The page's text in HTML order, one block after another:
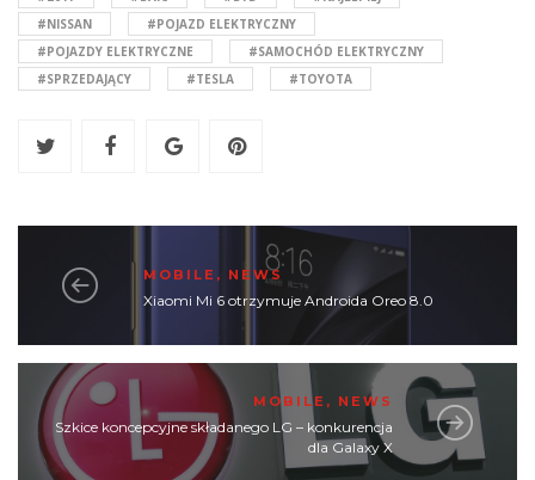
#NISSAN
#POJAZD ELEKTRYCZNY
#POJAZDY ELEKTRYCZNE
#SAMOCHÓD ELEKTRYCZNY
#SPRZEDAJĄCY
#TESLA #TOYOTA
MOBILE , NEWS
Xiaomi Mi 6 otrzymuje Androida Oreo 8.0
MOBILE , NEWS
Szkice koncepcyjne składanego LG – konkurencja
dla Galaxy X